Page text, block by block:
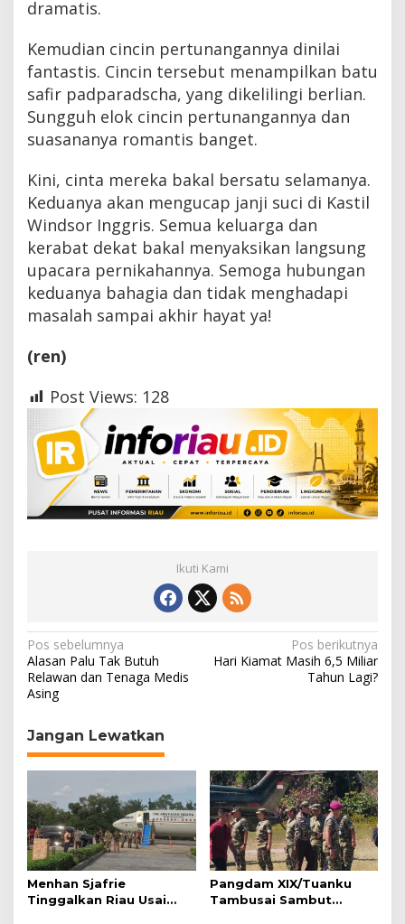
dramatis.
Kemudian cincin pertunangannya dinilai
fantastis. Cincin tersebut menampilkan batu
safir padparadscha, yang dikelilingi berlian.
Sungguh elok cincin pertunangannya dan
suasananya romantis banget.
Kini, cinta mereka bakal bersatu selamanya.
Keduanya akan mengucap janji suci di Kastil
Windsor Inggris. Semua keluarga dan
kerabat dekat bakal menyaksikan langsung
upacara pernikahannya. Semoga hubungan
keduanya bahagia dan tidak menghadapi
masalah sampai akhir hayat ya!
(ren)
Post Views: 128
Ikuti Kami
N
a
v
i
g
a
s
i
p
o
s
Pos sebelumnya
Alasan Palu Tak Butuh
Relawan dan Tenaga Medis
Asing
Pos berikutnya
Hari Kiamat Masih 6,5 Miliar
Tahun Lagi?
Jangan Lewatkan
Menhan Sjafrie
Tinggalkan Riau Usai
Pangdam XIX/Tuanku
Tambusai Sambut